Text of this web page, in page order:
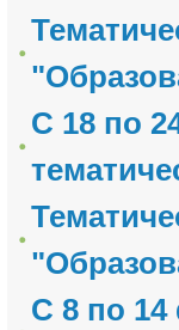
С 18 по
С 8 по